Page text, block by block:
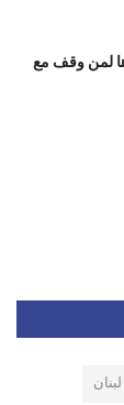
لمن وقف مع
لبنان